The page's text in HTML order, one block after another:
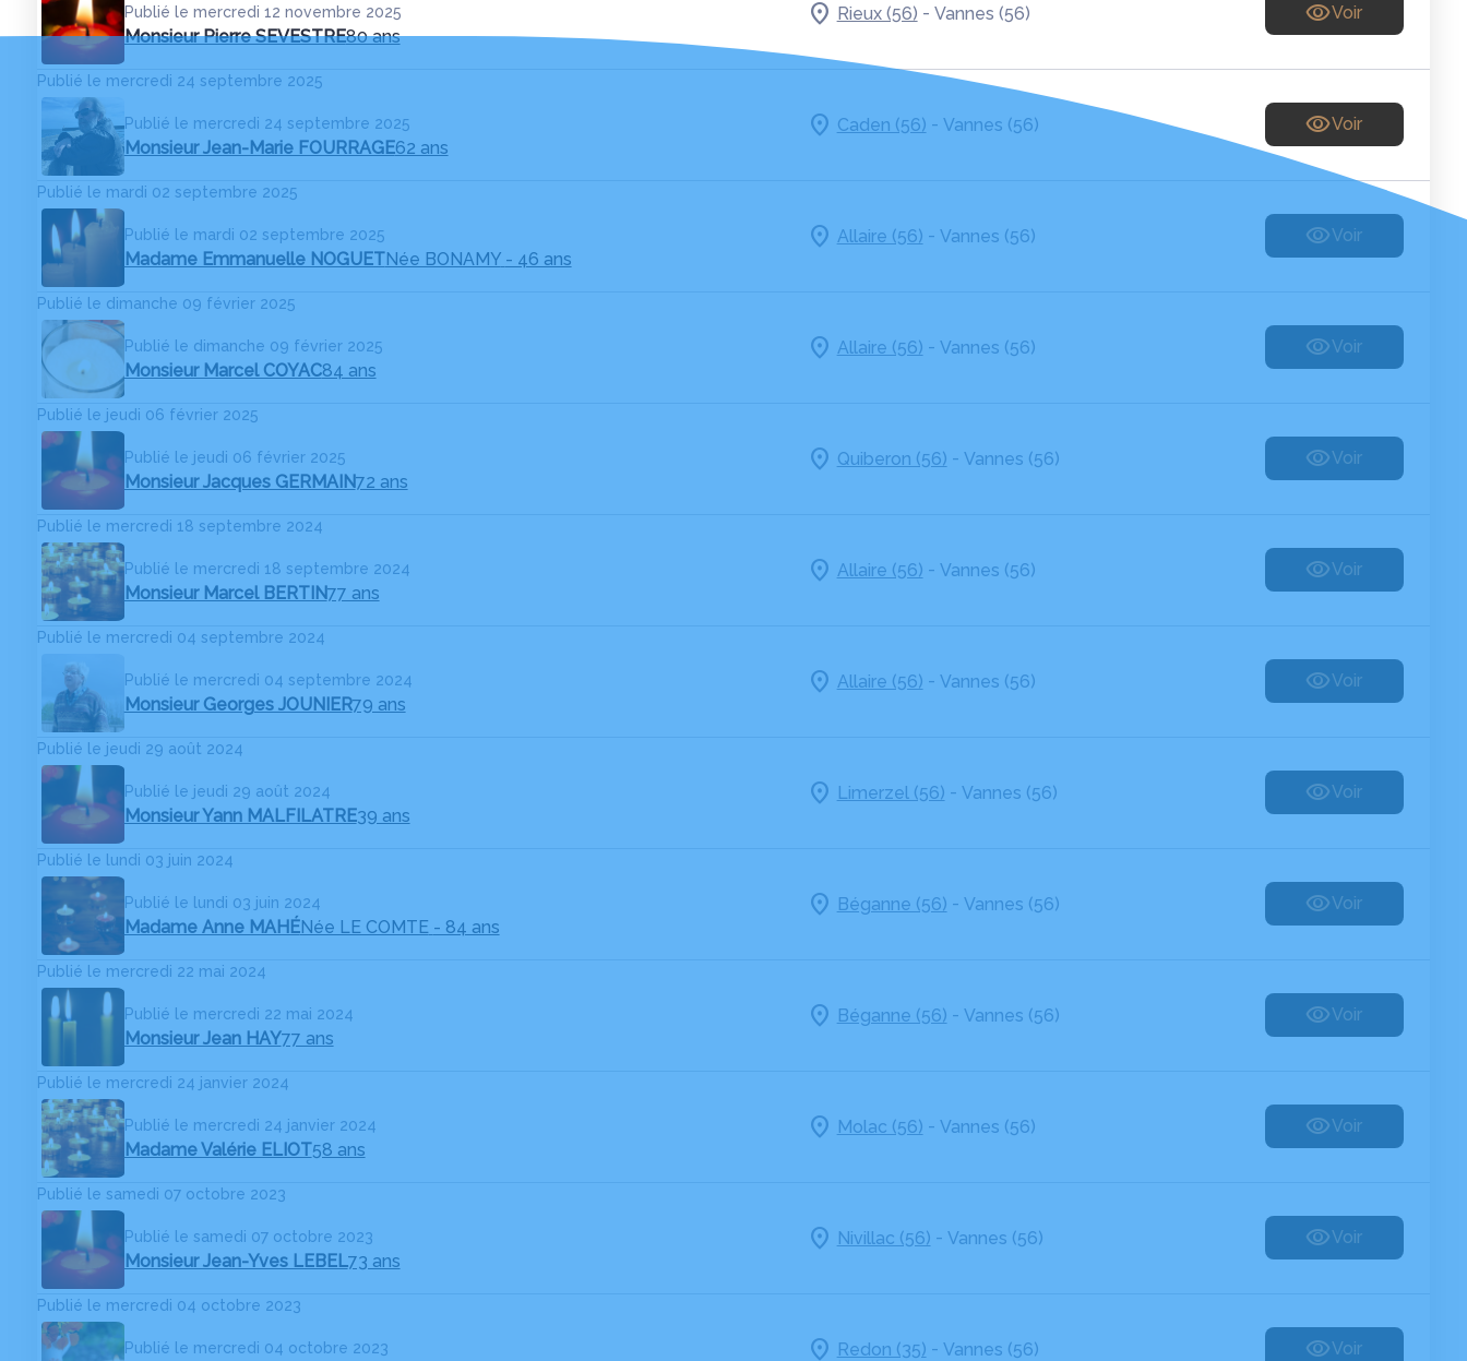
Publié le mercredi 12 novembre 2025
Monsieur Pierre SEVESTRE80 ans
Rieux (56) - Vannes (56) Voir
Publié le mercredi 24 septembre 2025
Publié le mercredi 24 septembre 2025
Monsieur Jean-Marie FOURRAGE62 ans
Caden (56) - Vannes (56) Voir
Publié le mardi 02 septembre 2025
Publié le mardi 02 septembre 2025
Madame Emmanuelle NOGUETNée BONAMY - 46 ans
Allaire (56) - Vannes (56) Voir
Publié le dimanche 09 février 2025
Publié le dimanche 09 février 2025
Monsieur Marcel COYAC84 ans
Allaire (56) - Vannes (56) Voir
Publié le jeudi 06 février 2025
Publié le jeudi 06 février 2025
Monsieur Jacques GERMAIN72 ans
Quiberon (56) - Vannes (56) Voir
Publié le mercredi 18 septembre 2024
Publié le mercredi 18 septembre 2024
Monsieur Marcel BERTIN77 ans
Allaire (56) - Vannes (56) Voir
Publié le mercredi 04 septembre 2024
Publié le mercredi 04 septembre 2024
Monsieur Georges JOUNIER79 ans
Allaire (56) - Vannes (56) Voir
Publié le jeudi 29 août 2024
Publié le jeudi 29 août 2024
Monsieur Yann MALFILATRE39 ans
Limerzel (56) - Vannes (56) Voir
Publié le lundi 03 juin 2024
Publié le lundi 03 juin 2024
Madame Anne MAHÉNée LE COMTE - 84 ans
Béganne (56) - Vannes (56) Voir
Publié le mercredi 22 mai 2024
Publié le mercredi 22 mai 2024
Monsieur Jean HAY77 ans
Béganne (56) - Vannes (56) Voir
Publié le mercredi 24 janvier 2024
Publié le mercredi 24 janvier 2024
Madame Valérie ELIOT58 ans
Molac (56) - Vannes (56) Voir
Publié le samedi 07 octobre 2023
Publié le samedi 07 octobre 2023
Monsieur Jean-Yves LEBEL73 ans
Nivillac (56) - Vannes (56) Voir
Publié le mercredi 04 octobre 2023
Publié le mercredi 04 octobre 2023 Redon (35) - Vannes (56) Voir